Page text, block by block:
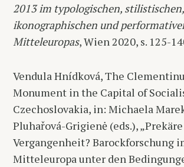
2013 im typologischen, stilistischen,
ikonographischen und
Mitteleuropas, Wien 2020, s. 125-
Vendula Hnídková, The
Monument in the Capital of
Czechoslovakia, in: Michaela
Pluhařová-Grigienė (eds.), „Prekäre
Vergangenheit? Barockforschung
Mitteleuropa unter den